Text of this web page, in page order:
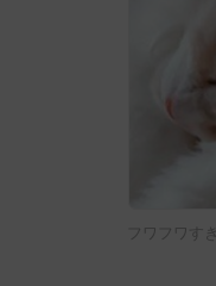
フワフワす